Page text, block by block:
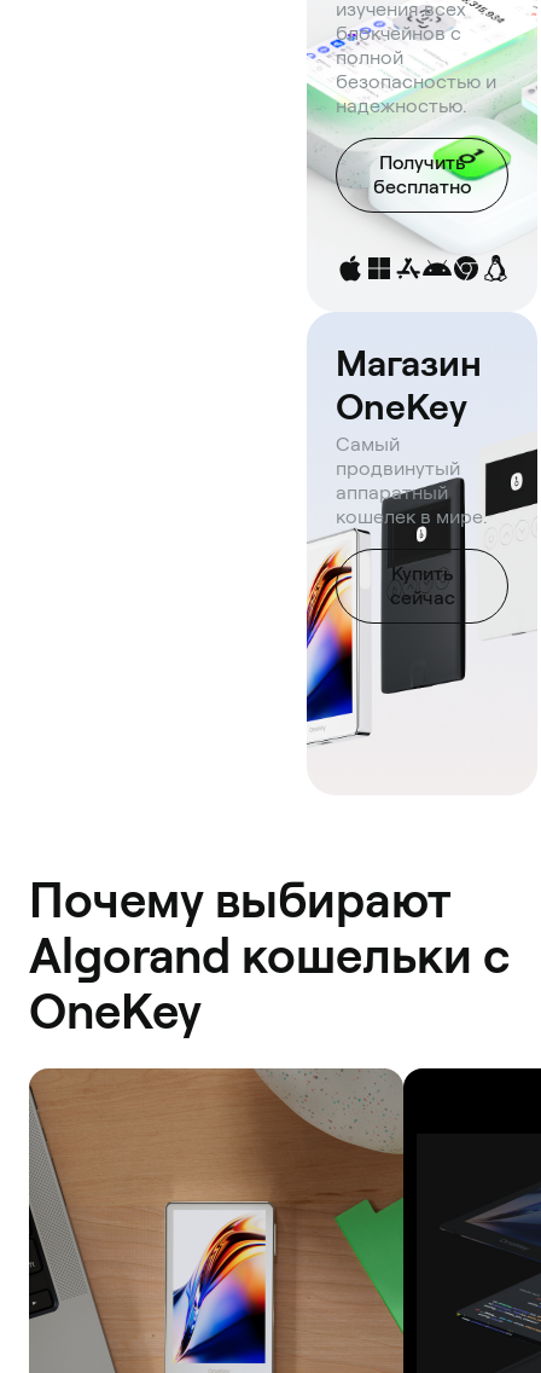
изучения всех
блокчейнов с
полной
безопасностью и
надежностью.
Получить
бесплатно
Магазин
OneKey
Самый
продвинутый
аппаратный
кошелек в мире.
Купить
сейчас
Почему выбирают
Algorand кошельки с
OneKey